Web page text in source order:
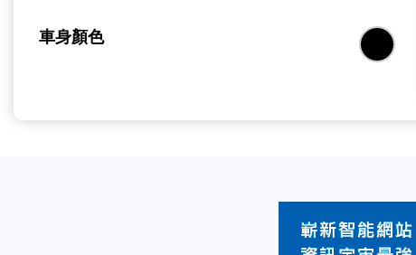
車身顏色